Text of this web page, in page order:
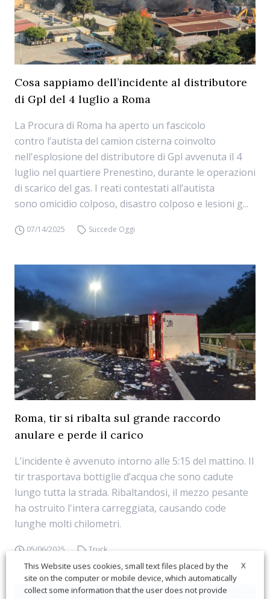
Cosa sappiamo dell’incidente al distributore
di Gpl del 4 luglio a Roma
La Procura di Roma ha aperto un fascicolo
contro l’autista del camion cisterna coinvolto
nell'esplosione del distributore di Gpl avvenuta il 4
luglio nel quartiere Prenestino, durante le operazioni
di scarico del gas. I reati contestati all’autista
sono omicidio colposo, disastro colposo e lesioni g...
07/14/2025 Succede Oggi
Roma, tir si ribalta sul grande raccordo
anulare e perde il carico
L’incidente è avvenuto intorno alle 5:15 del mattino. Il
tir trasportava bottiglie d’acqua che sono cadute
lungo tutta la strada. Ribaltandosi, il mezzo pesante
ha ostruito l'intera carreggiata, causando code
lunghe molti chilometri.
05/06/2025 Truck
X
This Website uses cookies, small text files placed by the
site on the computer or mobile device, which automatically
collect some information that the user does not provide